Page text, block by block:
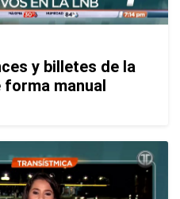
y billetes de la
manual